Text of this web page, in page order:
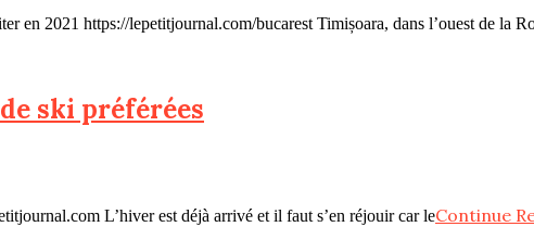
en 2021 https://lepetitjournal.com/bucarest Timișoara, dans l’ouest de la
ski préférées
L’hiver est déjà arrivé et il faut s’en réjouir car leContinue